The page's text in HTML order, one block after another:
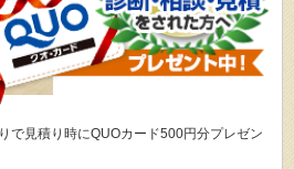
で見積り時にQUOカード500円分プレゼン